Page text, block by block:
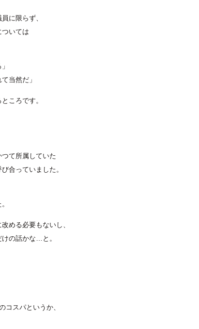
に限らず、
いては
当然だ」
ころです。
て所属していた
合っていました。
める必要もないし、
の話かな…と。
コスパというか、